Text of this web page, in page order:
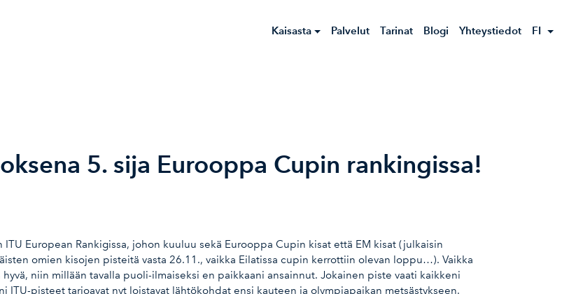
Kaisasta Palvelut Tarinat Blogi Yhteystiedot FI
5. sija Eurooppa Cupin rankingissa!
European Rankigissa, johon kuuluu sekä Eurooppa Cupin kisat että EM kisat (julkaisin
omien kisojen pisteitä vasta 26.11., vaikka Eilatissa cupin kerrottiin olevan loppu…). Vaikka
niin millään tavalla puoli-ilmaiseksi en paikkaani ansainnut. Jokainen piste vaati kaikkeni
ITU-pisteet tarjoavat nyt loistavat lähtökohdat ensi kauteen ja olympiapaikan metsästykseen.